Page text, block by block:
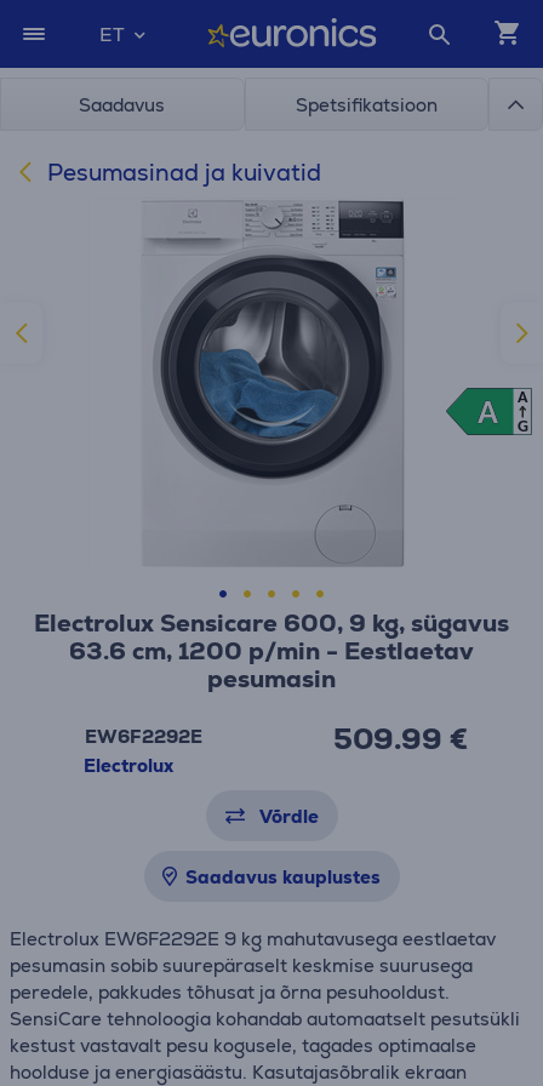
ET
Saadavus Spetsifikatsioon
Pesumasinad ja kuivatid
Electrolux Sensicare 600, 9 kg, sügavus
63.6 cm, 1200 p/min - Eestlaetav
pesumasin
EW6F2292E
Electrolux
509.99 €
Võrdle
Saadavus kauplustes
Electrolux EW6F2292E 9 kg mahutavusega eestlaetav
pesumasin sobib suurepäraselt keskmise suurusega
peredele, pakkudes tõhusat ja õrna pesuhooldust.
SensiCare tehnoloogia kohandab automaatselt pesutsükli
kestust vastavalt pesu kogusele, tagades optimaalse
hoolduse ja energiasäästu. Kasutajasõbralik ekraan
A
A
A
G